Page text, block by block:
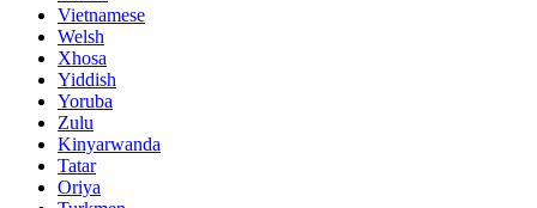
Vietnamese
Welsh
Xhosa
Yiddish
Yoruba
Zulu
Kinyarwanda
Tatar
Oriya